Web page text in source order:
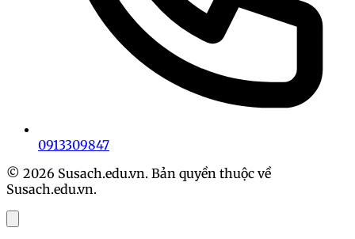
0913309847
© 2026 Susach.edu.vn. Bản quyền thuộc về
Susach.edu.vn.